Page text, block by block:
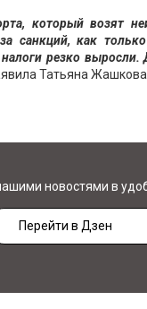
который возят
санкций, как
резко
Татьяна Жашкова.
новостями в
Перейти в Дзен